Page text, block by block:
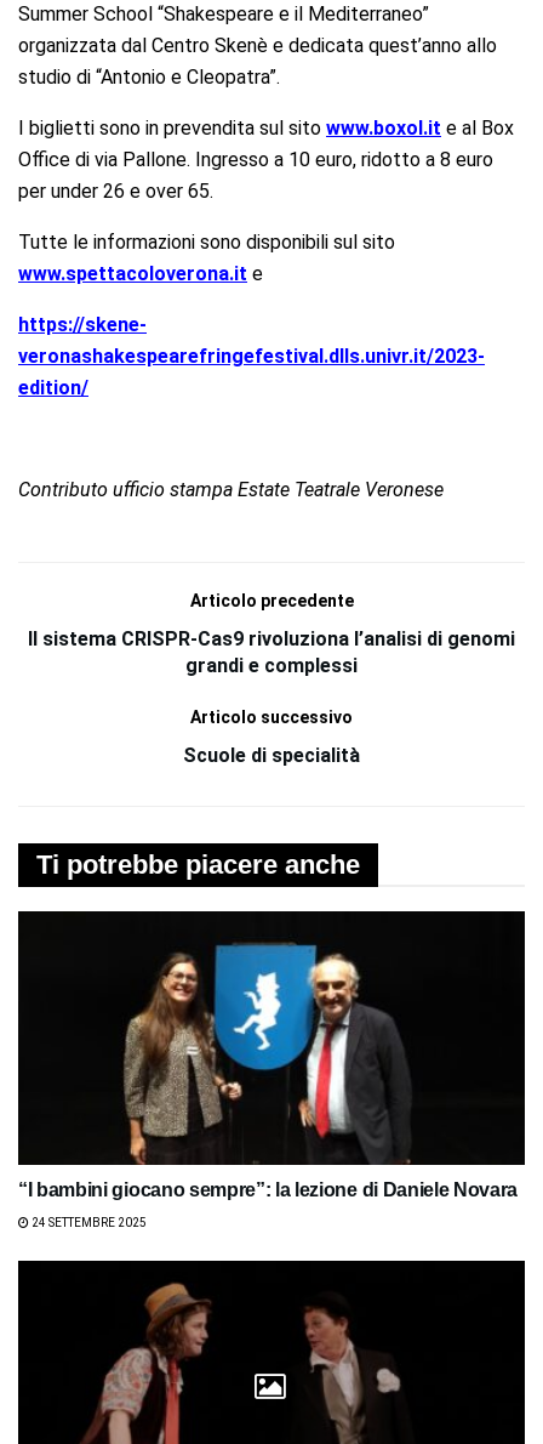
Summer School “Shakespeare e il Mediterraneo”
organizzata dal Centro Skenè e dedicata quest’anno allo
studio di “Antonio e Cleopatra”.
I biglietti sono in prevendita sul sito www.boxol.it e al Box
Office di via Pallone. Ingresso a 10 euro, ridotto a 8 euro
per under 26 e over 65.
Tutte le informazioni sono disponibili sul sito
www.spettacoloverona.it e
https://skene-
veronashakespearefringefestival.dlls.univr.it/2023-
edition/
Contributo ufficio stampa Estate Teatrale Veronese
Articolo precedente
Il sistema CRISPR-Cas9 rivoluziona l’analisi di genomi
grandi e complessi
Articolo successivo
Scuole di specialità
Ti potrebbe piacere anche
“I bambini giocano sempre”: la lezione di Daniele Novara
24 SETTEMBRE 2025